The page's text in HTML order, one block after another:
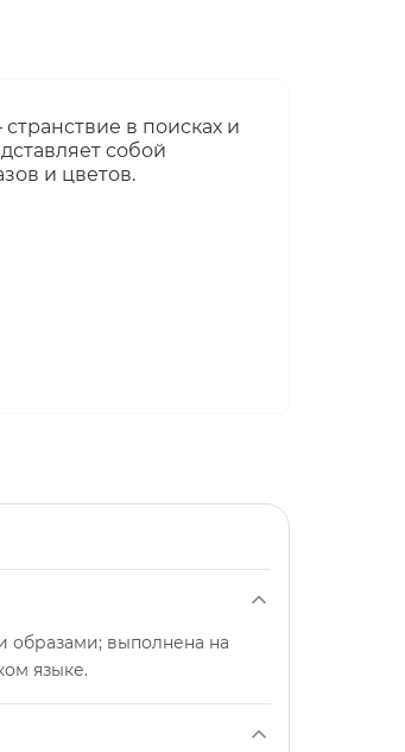
в поисках и
собой
и цветов.
образами; выполнена на
языке.